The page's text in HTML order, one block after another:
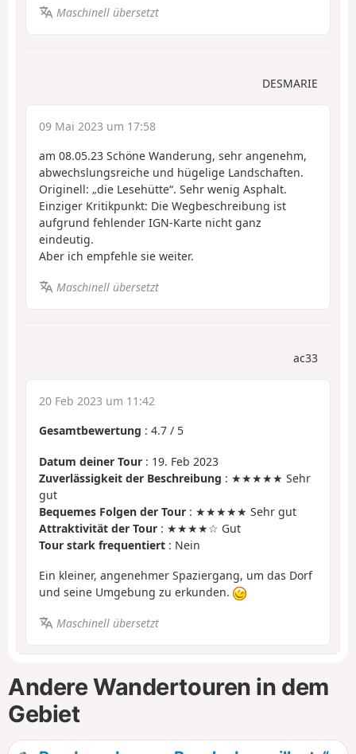
Maschinell übersetzt
DESMARIE
09 Mai 2023 um 17:58
am 08.05.23 Schöne Wanderung, sehr angenehm,
abwechslungsreiche und hügelige Landschaften.
Originell: „die Lesehütte“. Sehr wenig Asphalt.
Einziger Kritikpunkt: Die Wegbeschreibung ist
aufgrund fehlender IGN-Karte nicht ganz
eindeutig.
Aber ich empfehle sie weiter.
Maschinell übersetzt
ac33
20 Feb 2023 um 11:42
Gesamtbewertung : 4.7 / 5
Datum deiner Tour : 19. Feb 2023
Zuverlässigkeit der Beschreibung : ★★★★★ Sehr
gut
Bequemes Folgen der Tour : ★★★★★ Sehr gut
Attraktivität der Tour : ★★★★☆ Gut
Tour stark frequentiert : Nein
Ein kleiner, angenehmer Spaziergang, um das Dorf
und seine Umgebung zu erkunden.
Maschinell übersetzt
Andere Wandertouren in dem
Gebiet